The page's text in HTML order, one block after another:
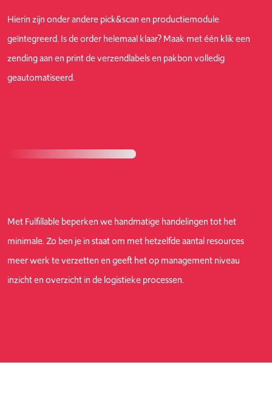
Hierin zijn onder andere pick&scan en productiemodule
geïntegreerd. Is de order helemaal klaar? Maak met één klik een
zending aan en print de verzendlabels en pakbon volledig
geautomatiseerd.
Met Fulfillable beperken we handmatige handelingen tot het
minimale. Zo ben je in staat om met hetzelfde aantal resources
meer werk te verzetten en geeft het op management niveau
inzicht en overzicht in de logistieke processen.